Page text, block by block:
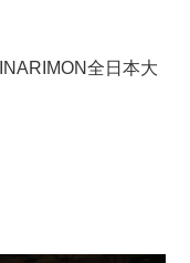
全日本大